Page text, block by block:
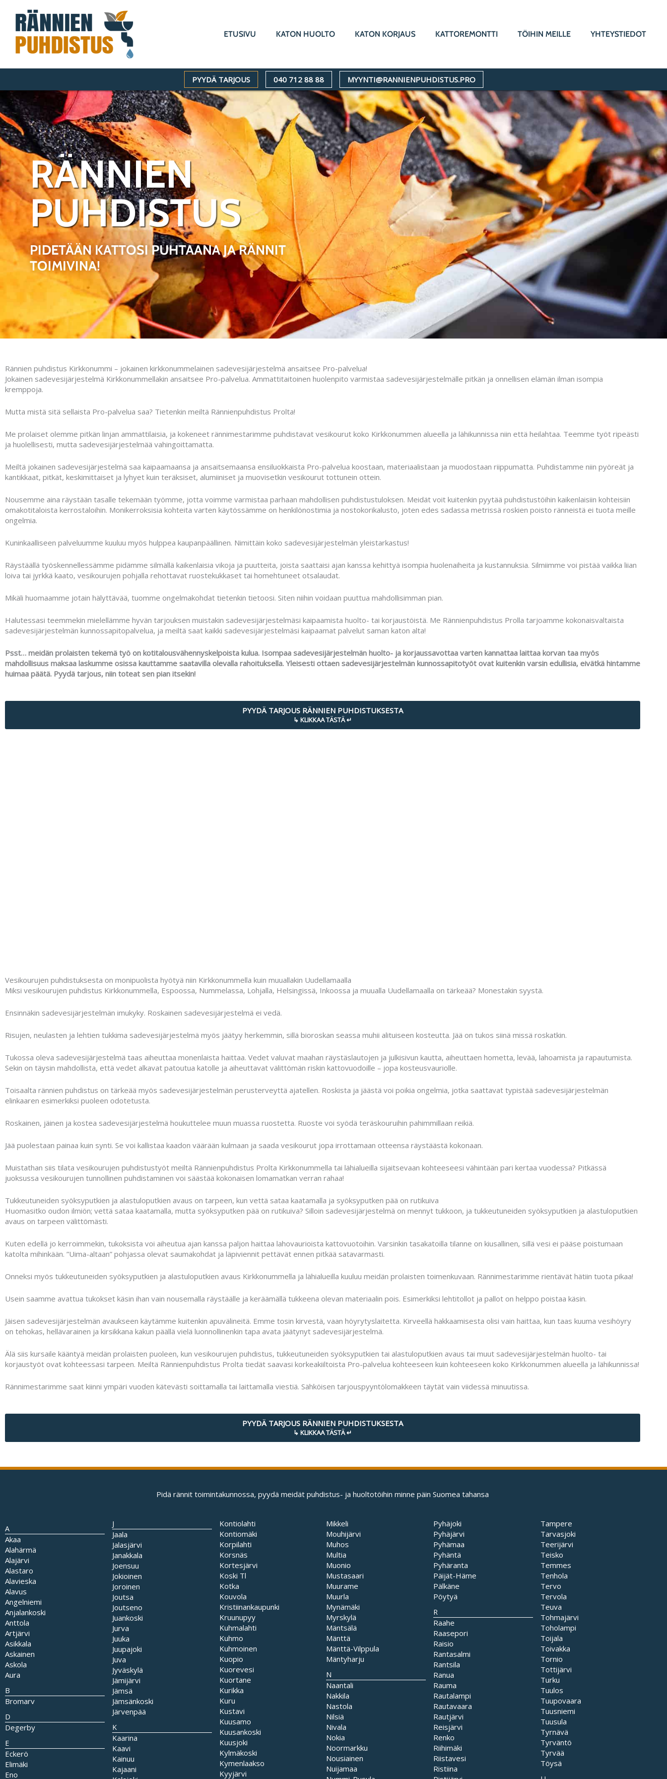
sisältöön
ETUSIVU KATON HUOLTO KATON KORJAUS KATTOREMONTTI TÖIHIN MEILLE YHTEYSTIEDOT
PYYDÄ TARJOUS 040 712 88 88 MYYNTI@RANNIENPUHDISTUS.PRO
RÄNNIEN
PUHDISTUS
PIDETÄÄN KATTOSI PUHTAANA JA RÄNNIT
TOIMIVINA!
Rännien puhdistus Kirkkonummi – jokainen kirkkonummelainen sadevesijärjestelmä ansaitsee Pro-palvelua!
Jokainen sadevesijärjestelmä Kirkkonummellakin ansaitsee Pro-palvelua. Ammattitaitoinen huolenpito varmistaa sadevesijärjestelmälle pitkän ja onnellisen elämän ilman isompia
kremppoja.
Mutta mistä sitä sellaista Pro-palvelua saa? Tietenkin meiltä Rännienpuhdistus Prolta!
Me prolaiset olemme pitkän linjan ammattilaisia, ja kokeneet rännimestarimme puhdistavat vesikourut koko Kirkkonummen alueella ja lähikunnissa niin että heilahtaa. Teemme työt ripeästi
ja huolellisesti, mutta sadevesijärjestelmää vahingoittamatta.
Meiltä jokainen sadevesijärjestelmä saa kaipaamaansa ja ansaitsemaansa ensiluokkaista Pro-palvelua koostaan, materiaalistaan ja muodostaan riippumatta. Puhdistamme niin pyöreät ja
kantikkaat, pitkät, keskimittaiset ja lyhyet kuin teräksiset, alumiiniset ja muovisetkin vesikourut tottunein ottein.
Nousemme aina räystään tasalle tekemään työmme, jotta voimme varmistaa parhaan mahdollisen puhdistustuloksen. Meidät voit kuitenkin pyytää puhdistustöihin kaikenlaisiin kohteisiin
omakotitaloista kerrostaloihin. Monikerroksisia kohteita varten käytössämme on henkilönostimia ja nostokorikalusto, joten edes sadassa metrissä roskien poisto ränneistä ei tuota meille
ongelmia.
Kuninkaalliseen palveluumme kuuluu myös hulppea kaupanpäällinen. Nimittäin koko sadevesijärjestelmän yleistarkastus!
Räystäällä työskennellessämme pidämme silmällä kaikenlaisia vikoja ja puutteita, joista saattaisi ajan kanssa kehittyä isompia huolenaiheita ja kustannuksia. Silmiimme voi pistää vaikka liian
loiva tai jyrkkä kaato, vesikourujen pohjalla rehottavat ruostekukkaset tai homehtuneet otsalaudat.
Mikäli huomaamme jotain hälyttävää, tuomme ongelmakohdat tietenkin tietoosi. Siten niihin voidaan puuttua mahdollisimman pian.
Halutessasi teemmekin mielellämme hyvän tarjouksen muistakin sadevesijärjestelmäsi kaipaamista huolto- tai korjaustöistä. Me Rännienpuhdistus Prolla tarjoamme kokonaisvaltaista
sadevesijärjestelmän kunnossapitopalvelua, ja meiltä saat kaikki sadevesijärjestelmäsi kaipaamat palvelut saman katon alta!
Psst… meidän prolaisten tekemä työ on kotitalousvähennyskelpoista kulua. Isompaa sadevesijärjestelmän huolto- ja korjaussavottaa varten kannattaa laittaa korvan taa myös
mahdollisuus maksaa laskumme osissa kauttamme saatavilla olevalla rahoituksella. Yleisesti ottaen sadevesijärjestelmän kunnossapitotyöt ovat kuitenkin varsin edullisia, eivätkä hintamme
huimaa päätä. Pyydä tarjous, niin toteat sen pian itsekin!
PYYDÄ TARJOUS RÄNNIEN PUHDISTUKSESTA
Vesikourujen puhdistuksesta on monipuolista hyötyä niin Kirkkonummella kuin muuallakin Uudellamaalla
Miksi vesikourujen puhdistus Kirkkonummella, Espoossa, Nummelassa, Lohjalla, Helsingissä, Inkoossa ja muualla Uudellamaalla on tärkeää? Monestakin syystä.
Ensinnäkin sadevesijärjestelmän imukyky. Roskainen sadevesijärjestelmä ei vedä.
Risujen, neulasten ja lehtien tukkima sadevesijärjestelmä myös jäätyy herkemmin, sillä bioroskan seassa muhii alituiseen kosteutta. Jää on tukos siinä missä roskatkin.
Tukossa oleva sadevesijärjestelmä taas aiheuttaa monenlaista haittaa. Vedet valuvat maahan räystäslautojen ja julkisivun kautta, aiheuttaen hometta, levää, lahoamista ja rapautumista.
Sekin on täysin mahdollista, että vedet alkavat patoutua katolle ja aiheuttavat välittömän riskin kattovuodoille – jopa kosteusvauriolle.
Toisaalta rännien puhdistus on tärkeää myös sadevesijärjestelmän perusterveyttä ajatellen. Roskista ja jäästä voi poikia ongelmia, jotka saattavat typistää sadevesijärjestelmän
elinkaaren esimerkiksi puoleen odotetusta.
Roskainen, jäinen ja kostea sadevesijärjestelmä houkuttelee muun muassa ruostetta. Ruoste voi syödä teräskouruihin pahimmillaan reikiä.
Jää puolestaan painaa kuin synti. Se voi kallistaa kaadon väärään kulmaan ja saada vesikourut jopa irrottamaan otteensa räystäästä kokonaan.
Muistathan siis tilata vesikourujen puhdistustyöt meiltä Rännienpuhdistus Prolta Kirkkonummella tai lähialueilla sijaitsevaan kohteeseesi vähintään pari kertaa vuodessa? Pitkässä
juoksussa vesikourujen tunnollinen puhdistaminen voi säästää kokonaisen lomamatkan verran rahaa!
Tukkeutuneiden syöksyputkien ja alastuloputkien avaus on tarpeen, kun vettä sataa kaatamalla ja syöksyputken pää on rutikuiva
Huomasitko oudon ilmiön; vettä sataa kaatamalla, mutta syöksyputken pää on rutikuiva? Silloin sadevesijärjestelmä on mennyt tukkoon, ja tukkeutuneiden syöksyputkien ja alastuloputkien
avaus on tarpeen välittömästi.
Kuten edellä jo kerroimmekin, tukoksista voi aiheutua ajan kanssa paljon haittaa lahovaurioista kattovuotoihin. Varsinkin tasakatoilla tilanne on kiusallinen, sillä vesi ei pääse poistumaan
katolta mihinkään. ”Uima-altaan” pohjassa olevat saumakohdat ja läpiviennit pettävät ennen pitkää satavarmasti.
Onneksi myös tukkeutuneiden syöksyputkien ja alastuloputkien avaus Kirkkonummella ja lähialueilla kuuluu meidän prolaisten toimenkuvaan. Rännimestarimme rientävät hätiin tuota pikaa!
Usein saamme avattua tukokset käsin ihan vain nousemalla räystäälle ja keräämällä tukkeena olevan materiaalin pois. Esimerkiksi lehtitollot ja pallot on helppo poistaa käsin.
Jäisen sadevesijärjestelmän avaukseen käytämme kuitenkin apuvälineitä. Emme tosin kirvestä, vaan höyrytyslaitetta. Kirveellä hakkaamisesta olisi vain haittaa, kun taas kuuma vesihöyry
on tehokas, hellävarainen ja kirsikkana kakun päällä vielä luonnollinenkin tapa avata jäätynyt sadevesijärjestelmä.
Älä siis kursaile kääntyä meidän prolaisten puoleen, kun vesikourujen puhdistus, tukkeutuneiden syöksyputkien tai alastuloputkien avaus tai muut sadevesijärjestelmän huolto- tai
korjaustyöt ovat kohteessasi tarpeen. Meiltä Rännienpuhdistus Prolta tiedät saavasi korkeakiiltoista Pro-palvelua kohteeseen kuin kohteeseen koko Kirkkonummen alueella ja lähikunnissa!
Rännimestarimme saat kiinni ympäri vuoden kätevästi soittamalla tai laittamalla viestiä. Sähköisen tarjouspyyntölomakkeen täytät vain viidessä minuutissa.
PYYDÄ TARJOUS RÄNNIEN PUHDISTUKSESTA
Pidä rännit toimintakunnossa, pyydä meidät puhdistus- ja huoltotöihin minne päin Suomea tahansa
A
Akaa
Alahärmä
Alajärvi
Alastaro
Alavieska
Alavus
Angelniemi
Anjalankoski
Anttola
Artjärvi
Asikkala
Askainen
Askola
Aura
B
Bromarv
D
Degerby
E
Eckerö
Elimäki
Eno
J
Jaala
Jalasjärvi
Janakkala
Joensuu
Jokioinen
Joroinen
Joutsa
Joutseno
Juankoski
Jurva
Juuka
Juupajoki
Juva
Jyväskylä
Jämijärvi
Jämsä
Jämsänkoski
Järvenpää
K
Kaarina
Kaavi
Kainuu
Kajaani
Kontiolahti
Kontiomäki
Korpilahti
Korsnäs
Kortesjärvi
Koski Tl
Kotka
Kouvola
Kristiinankaupunki
Kruunupyy
Kuhmalahti
Kuhmo
Kuhmoinen
Kuopio
Kuorevesi
Kuortane
Kurikka
Kuru
Kustavi
Kuusamo
Kuusankoski
Kuusjoki
Kylmäkoski
Kymenlaakso
Kyyjärvi
Mikkeli
Mouhijärvi
Muhos
Multia
Muonio
Mustasaari
Muurame
Muurla
Mynämäki
Myrskylä
Mäntsälä
Mänttä
Mänttä-Vilppula
Mäntyharju
N
Naantali
Nakkila
Nastola
Nilsiä
Nivala
Nokia
Noormarkku
Nousiainen
Nuijamaa
Pyhäjoki
Pyhäjärvi
Pyhämaa
Pyhäntä
Pyhäranta
Päijät-Häme
Pälkäne
Pöytyä
R
Raahe
Raasepori
Raisio
Rantasalmi
Rantsila
Ranua
Rauma
Rautalampi
Rautavaara
Rautjärvi
Reisjärvi
Renko
Riihimäki
Riistavesi
Ristiina
Tampere
Tarvasjoki
Teerijärvi
Teisko
Temmes
Tenhola
Tervo
Tervola
Teuva
Tohmajärvi
Toholampi
Toijala
Toivakka
Tornio
Tottijärvi
Turku
Tuulos
Tuupovaara
Tuusniemi
Tuusula
Tyrnävä
Tyrväntö
Tyrvää
Töysä